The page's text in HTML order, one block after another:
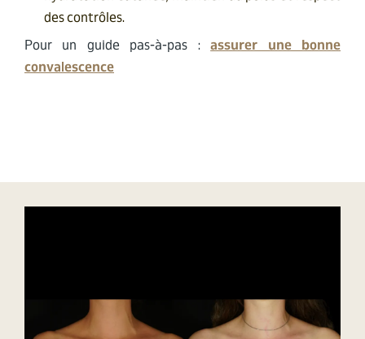
des contrôles.
Pour un guide pas-à-pas :assurer une bonne
convalescence